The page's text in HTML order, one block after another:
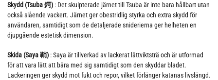
Skydd (Tsuba 鍔) : Det skulpterade järnet till Tsuba är inte bara hållbart utan
också slående vackert. Järnet ger obestridlig styrka och extra skydd för
användaren, samtidigt som de detaljerade sniderierna ger helheten en
djupgående estetisk dimension.
Skida (Saya 鞘) : Saya är tillverkad av lackerat lättviktsträ och är utformad
för att vara lätt att bära med sig samtidigt som den skyddar bladet.
Lackeringen ger skydd mot fukt och repor, vilket förlänger katanas livslängd.